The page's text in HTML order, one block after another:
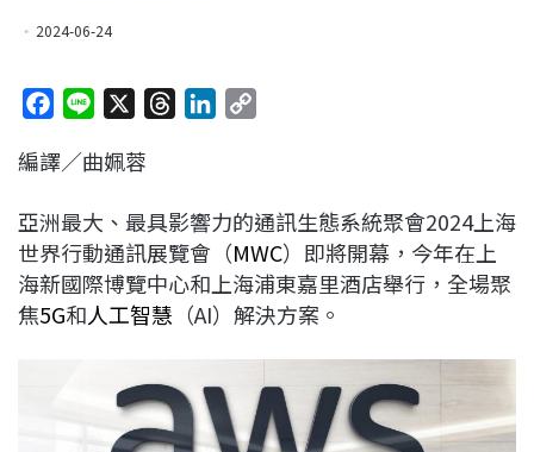
2024-06-24
c
b
o
o
k
n
a
d
s
e
d
I
n
L
i
n
k
編譯／曲姵蓉
亞洲最大、最具影響力的通訊生態系統聚會2024上海
世界行動通訊展覽會（MWC）即將開幕，今年在上
海新國際博覽中心和上海浦東嘉里酒店舉行，全場聚
焦5G和人工智慧 （AI）解決方案。